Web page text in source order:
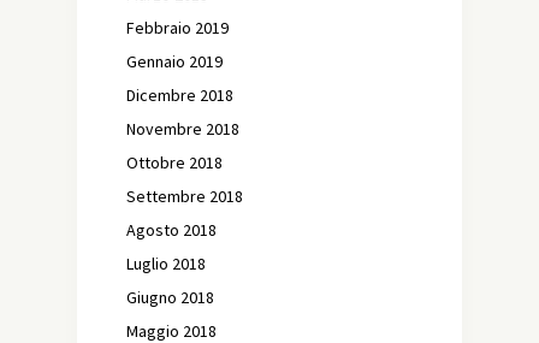
Febbraio 2019
Gennaio 2019
Dicembre 2018
Novembre 2018
Ottobre 2018
Settembre 2018
Agosto 2018
Luglio 2018
Giugno 2018
Maggio 2018